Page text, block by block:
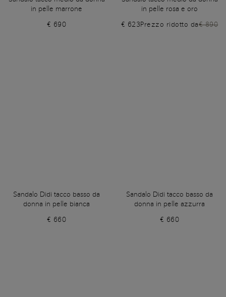
in pelle marrone
€ 690
in pelle rosa e oro
€ 623Prezzo ridotto da€ 890
Sandalo Didi tacco basso da
donna in pelle bianca
€ 660
Sandalo Didi tacco basso da
donna in pelle azzurra
€ 660